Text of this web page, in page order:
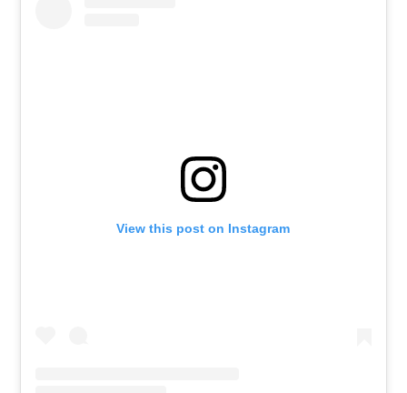
View this post on Instagram